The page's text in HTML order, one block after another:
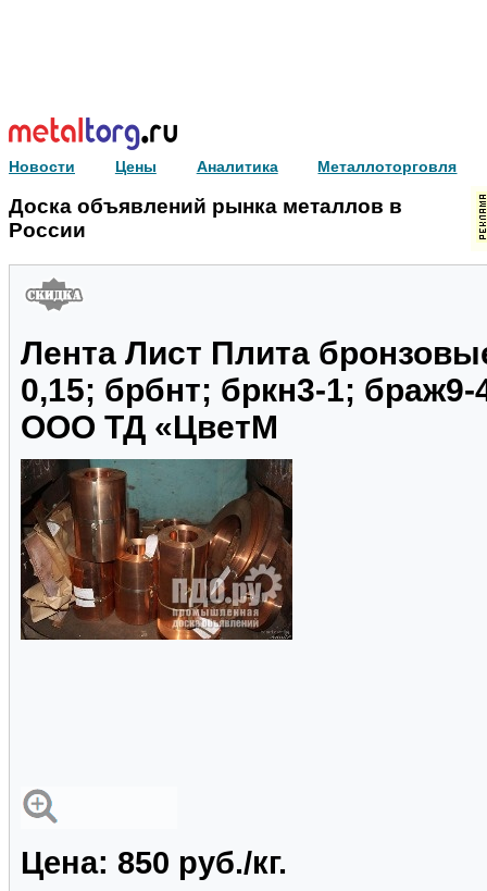
Новости Цены Аналитика Металлоторговля
Доска объявлений рынка металлов в
России
Лента Лист Плита
0,15; брбнт; бркн3-1; браж9-
ООО ТД «ЦветМ
Цена: 850 руб./кг.